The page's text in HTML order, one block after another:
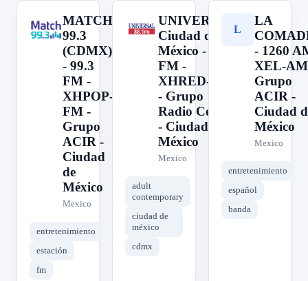
M
MATCH
99.3
(CDMX)
- 99.3
FM -
XHPOP-
FM -
Grupo
ACIR -
Ciudad
de
México
Mexico
entretenimiento
estación
fm
U
UNIVERSAL
Ciudad de
México - 88.1
FM -
XHRED-FM
- Grupo
Radio Centro
- Ciudad de
México
Mexico
adult
contemporary
ciudad de
méxico
cdmx
L
LA
- 1260
XEL-
Grupo
ACIR -
Ciudad
México
Mexico
entretenimiento
español
banda